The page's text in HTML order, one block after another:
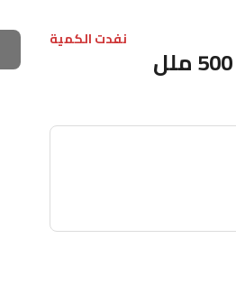
نفدت الكمية